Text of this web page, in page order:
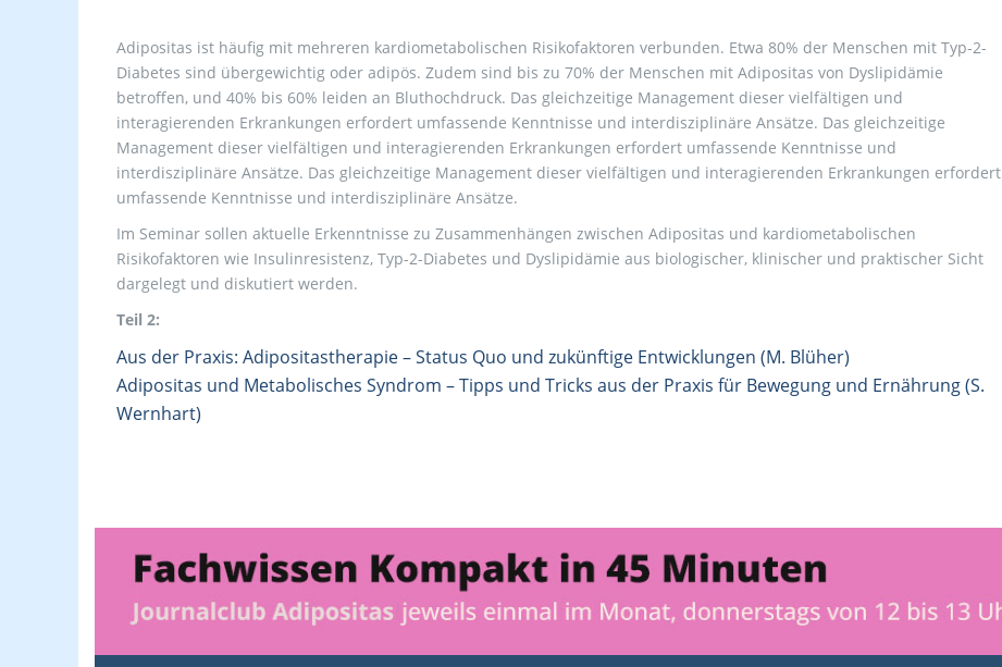
Adipositas ist häufig mit mehreren kardiometabolischen Risikofaktoren verbunden. Etwa 80% der Menschen mit Typ-2-
Diabetes sind übergewichtig oder adipös. Zudem sind bis zu 70% der Menschen mit Adipositas von Dyslipidämie
betroffen, und 40% bis 60% leiden an Bluthochdruck. Das gleichzeitige Management dieser vielfältigen und
interagierenden Erkrankungen erfordert umfassende Kenntnisse und interdisziplinäre Ansätze. Das gleichzeitige
Management dieser vielfältigen und interagierenden Erkrankungen erfordert umfassende Kenntnisse und
interdisziplinäre Ansätze. Das gleichzeitige Management dieser vielfältigen und interagierenden Erkrankungen erfordert
umfassende Kenntnisse und interdisziplinäre Ansätze.
Im Seminar sollen aktuelle Erkenntnisse zu Zusammenhängen zwischen Adipositas und kardiometabolischen
Risikofaktoren wie Insulinresistenz, Typ-2-Diabetes und Dyslipidämie aus biologischer, klinischer und praktischer Sicht
dargelegt und diskutiert werden.
Teil 2:
Aus der Praxis: Adipositastherapie – Status Quo und zukünftige Entwicklungen (M. Blüher)
Adipositas und Metabolisches Syndrom – Tipps und Tricks aus der Praxis für Bewegung und Ernährung (S.
Wernhart)